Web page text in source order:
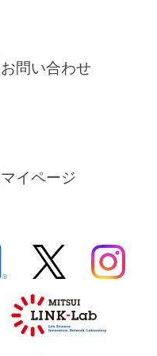
お問い合わせ
マイページ